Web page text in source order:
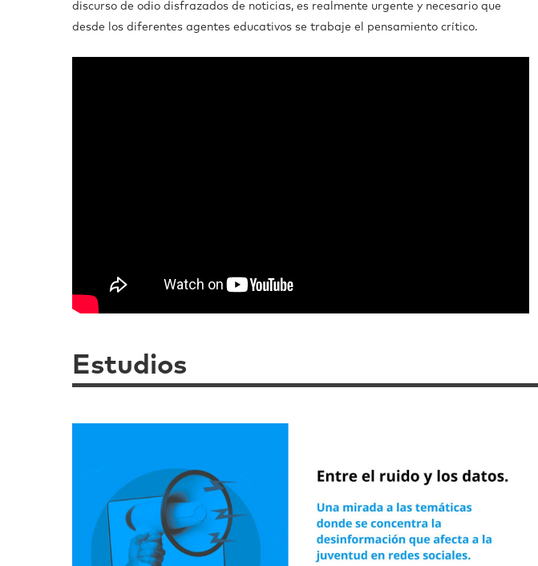
discurso de odio disfrazados de noticias, es realmente urgente y necesario que
desde los diferentes agentes educativos se trabaje el pensamiento crítico.
Estudios